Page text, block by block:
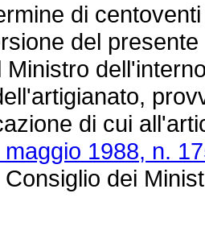
di centoventi
del
di cui
1988, n.
dei